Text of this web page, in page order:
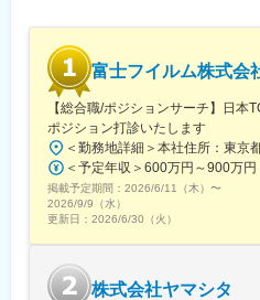
■キャリアアップの流れ（例）
・1年目：初任者研修取得。基
・2,3年目：実務者研修終了。
・3年目以降：介護福祉士取得
者へ。
・5年目以降：計画作成担当や
て活動の場が広がる
■1日のスケジュール（例）
8：00 事業所へ出勤、訪問先
9：00 A様宅 デイサービスの
12：00 お昼休憩（事業所内で
13：30 C様宅 入浴介助
富士フイルム株式会
【総合職/ポジションサーチ】日本
ポジション打診いたします
掲載予定期間： 2026/6/11（木） 〜
2026/9/9（水）
更新日： 2026/6/30（火）
株式会社ヤマシタ